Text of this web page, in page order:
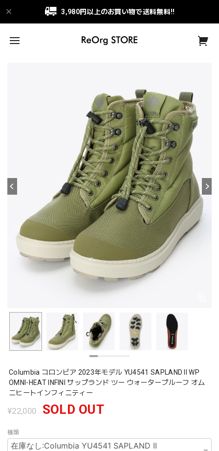
3,980円以上のお買い物で送料無料!!
Columbia コロンビア 2023年モデル YU4541 SAPLAND II WP
OMNI-HEAT INFINI サップランド ツー ウォータープルーフ オム
ニヒートインフィニティー
¥22,000 SOLD OUT
種類